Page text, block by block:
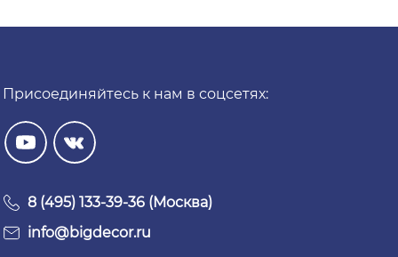
Присоединяйтесь к нам в соцсетях:
8 (495) 133-39-36 (Москва)
info@bigdecor.ru